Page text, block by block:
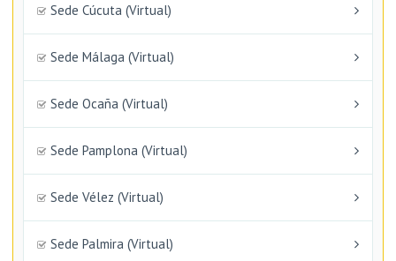
Sede Cúcuta (Virtual)
Sede Málaga (Virtual)
Sede Ocaña (Virtual)
Sede Pamplona (Virtual)
Sede Vélez (Virtual)
Sede Palmira (Virtual)